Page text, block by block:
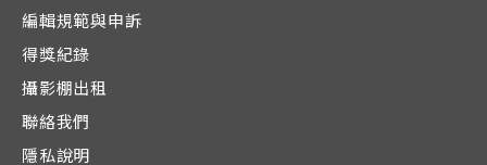
編輯規範與申訴
得獎紀錄
攝影棚出租
聯絡我們
隱私說明